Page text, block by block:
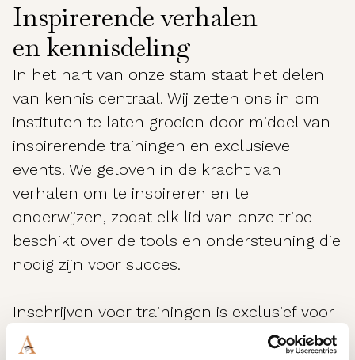
Inspirerende verhalen
en kennisdeling
In het hart van onze stam staat het delen
van kennis centraal. Wij zetten ons in om
instituten te laten groeien door middel van
inspirerende trainingen en exclusieve
events. We geloven in de kracht van
verhalen om te inspireren en te
onderwijzen, zodat elk lid van onze tribe
beschikt over de tools en ondersteuning die
nodig zijn voor succes.
Inschrijven voor trainingen is exclusief voor
klanten van House of African Beauty. Ben je